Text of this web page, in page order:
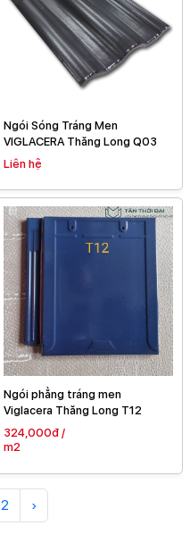
Ngói Sóng Tráng Men
VIGLACERA Thăng Long Q03
Liên hệ
Ngói phẳng tráng men
Viglacera Thăng Long T12
324,000đ /
m2
2 ›